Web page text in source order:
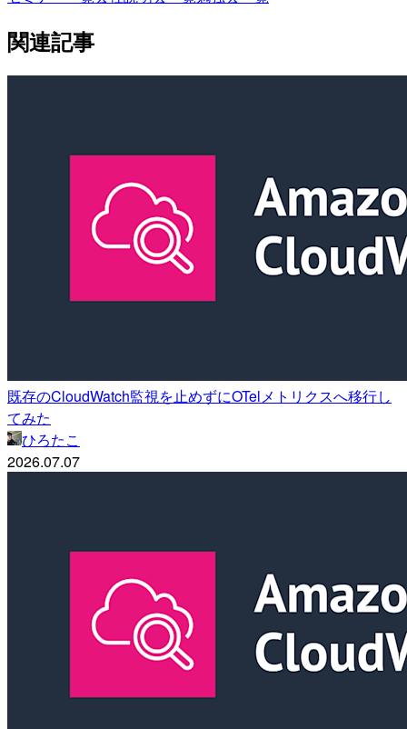
関連記事
既存のCloudWatch監視を止めずにOTelメトリクスへ移行し
てみた
ひろたこ
2026.07.07